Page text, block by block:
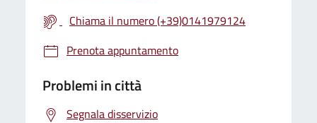
Chiama il numero (+39)0141979124
Prenota appuntamento
Problemi in città
Segnala disservizio